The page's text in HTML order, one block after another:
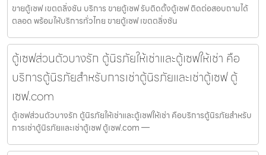
ขายตู้เซฟ เขตตลิ่งชัน บริการ ขายตู้เซฟ รับติดตั้งตู้เซฟ ติดต่อสอบถามได้
ตลอด พร้อมให้บริการทั่วไทย ขายตู้เซฟ เขตตลิ่งชัน
ตู้เซฟส่วนตัวบางรัก ตู้นิรภัยให้เช่าและตู้เซฟให้เช่า คือ
บริการตู้นิรภัยสำหรับการเช่าตู้นิรภัยและเช่าตู้เซฟ ตู้
เซฟ.com
ตู้เซฟส่วนตัวบางรัก ตู้นิรภัยให้เช่าและตู้เซฟให้เช่า คือบริการตู้นิรภัยสำหรับ
การเช่าตู้นิรภัยและเช่าตู้เซฟ ตู้เซฟ.com —